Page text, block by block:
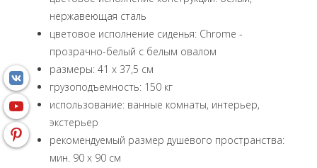
нержавеющая сталь
цветовое исполнение сиденья: Chrome -
прозрачно-белый с белым овалом
размеры: 41 x 37,5 см
грузоподъемность: 150 кг
использование: ванные комнаты, интерьер,
экстерьер
рекомендуемый размер душевого пространства:
мин. 90 x 90 см